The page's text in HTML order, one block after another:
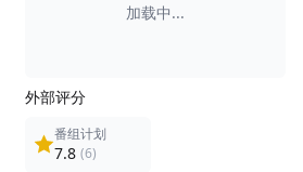
加载中...
外部评分
番组计划
7.8 (6)